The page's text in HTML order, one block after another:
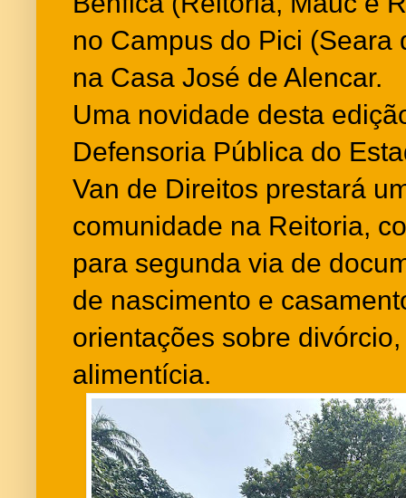
no Campus do Pici (Seara
na Casa José de Alencar.
Uma novidade desta
Defensoria Pública do
Van de Direitos prestará
comunidade na Reitoria,
para segunda via de
de nascimento e
orientações sobre
alimentícia.